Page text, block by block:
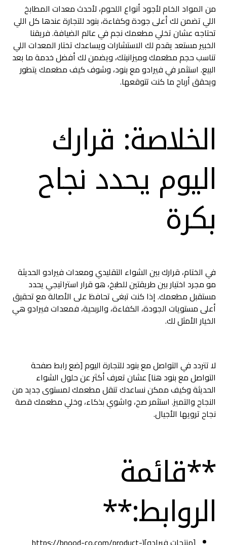
من المواد الخام لأجود أنواع اللحوم، لأحدث معدات المطابخ
اللي تضمن لك أعلى جودة وكفاءة، بنود للتجارة عندها كل اللي
تحتاجه عشان تخلي مطعمك نجم في عالم الضيافة. فريقنا
الخبير مستعد يقدم لك الاستشارات ويساعدك تختار المعدات اللي
تناسب حجم مطعمك وميزانيتك، ويضمن لك أفضل خدمة ما بعد
البيع. استثمر في فيرادو مع بنود، وشوف كيف مطعمك يتطور
ويحقق أرباح ما كنت تتوقعها.
الخلاصة: قرارك
اليوم يحدد نجاح
بكرة
في الختام، قرارك بين الشواء التقليدي ومعدات فيرادو الحديثة
مو مجرد اختيار بين طريقتين للطبخ، هو قرار استراتيجي يحدد
مستقبل مطعمك. إذا كنت تبغى تحافظ على الأصالة مع تحقيق
أعلى مستويات الجودة، الكفاءة، والربحية، فمعدات فيرادو هي
الخيار الأمثل لك.
لا تتردد في التواصل مع بنود للتجارة اليوم [ضع رابط صفحة
التواصل مع بنود هنا] عشان تعرف أكثر عن حلول الشواء
الحديثة وكيف ممكن نساعدك تنقل مطعمك لمستوى جديد من
النجاح والتميز. استثمر صح، واشوي بذكاء، وخلي مطعمك قصة
نجاح ترويها الأجيال.
**قائمة
الروابط:**